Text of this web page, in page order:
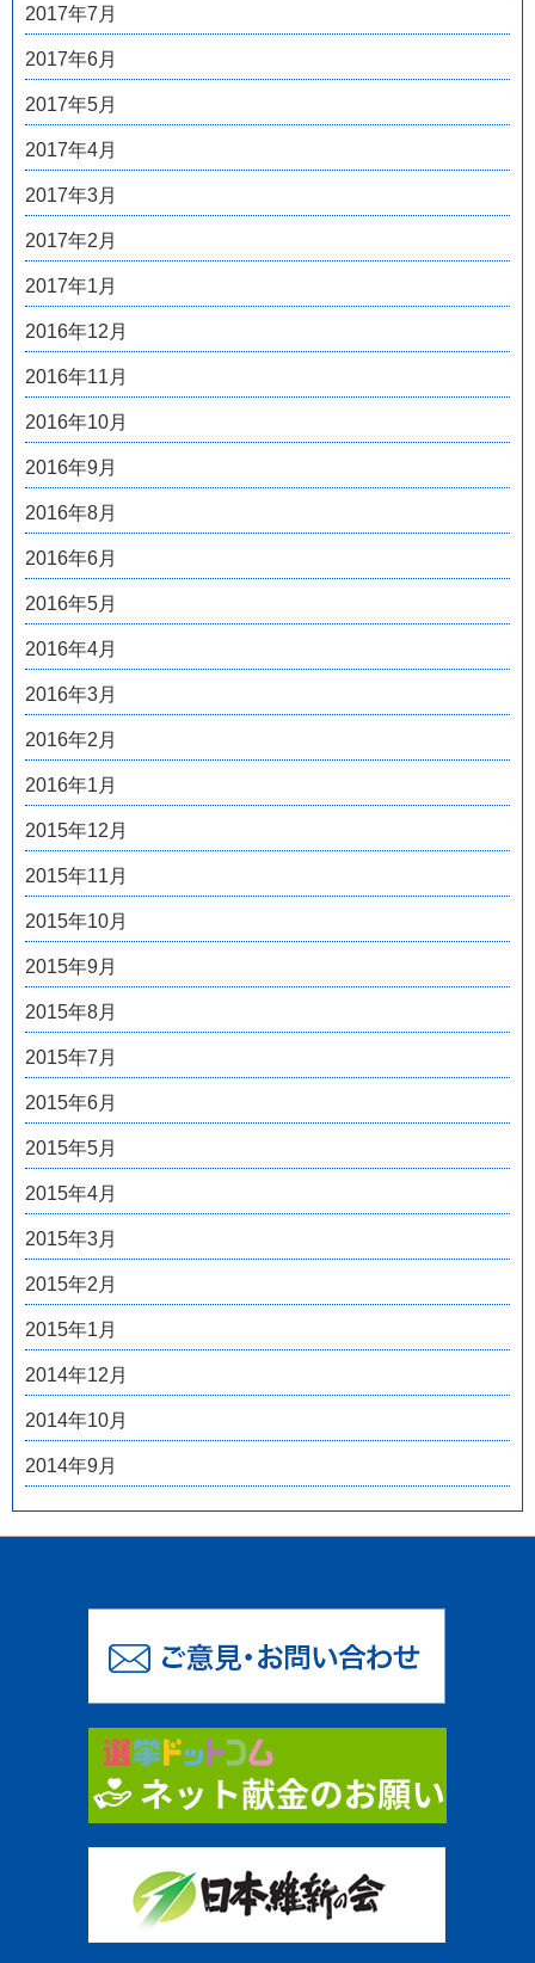
2017年7月
2017年6月
2017年5月
2017年4月
2017年3月
2017年2月
2017年1月
2016年12月
2016年11月
2016年10月
2016年9月
2016年8月
2016年6月
2016年5月
2016年4月
2016年3月
2016年2月
2016年1月
2015年12月
2015年11月
2015年10月
2015年9月
2015年8月
2015年7月
2015年6月
2015年5月
2015年4月
2015年3月
2015年2月
2015年1月
2014年12月
2014年10月
2014年9月